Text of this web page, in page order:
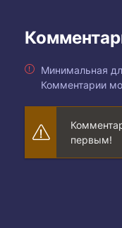
Минимальная
Комментарии
первым!